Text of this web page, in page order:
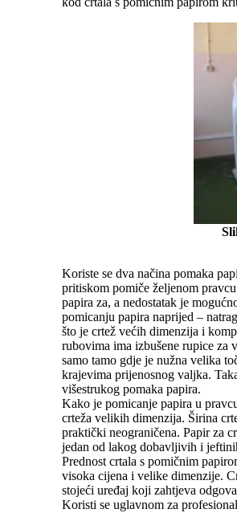
Koriste se dva načina pomaka
pritiskom pomiče željenom
papira za, a nedostatak je
pomicanju papira naprijed –
što je crtež većih dimenzija i
rubovima ima izbušene rupice za
samo tamo gdje je nužna velika
krajevima prijenosnog valjka.
višestrukog pomaka papira.
Kako je pomicanje papira u
crteža velikih dimenzija. Širina
praktički neograničena. Papir za
jedan od lakog dobavljivih i
Prednost crtala s pomičnim
visoka cijena i velike dimenzije.
stojeći uređaj koji zahtjeva
Koristi se uglavnom za